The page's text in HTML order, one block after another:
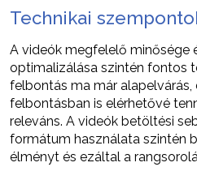
Technikai
A videók megfelelő minősége
optimalizálása szintén fontos
felbontás ma már alapelvárás,
felbontásban is elérhetővé
releváns. A videók betöltési
formátum használata szintén
élményt és ezáltal a